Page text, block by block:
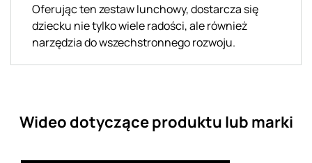
Oferując ten zestaw lunchowy, dostarcza się
dziecku nie tylko wiele radości, ale również
narzędzia do wszechstronnego rozwoju.
Wideo dotyczące produktu lub marki